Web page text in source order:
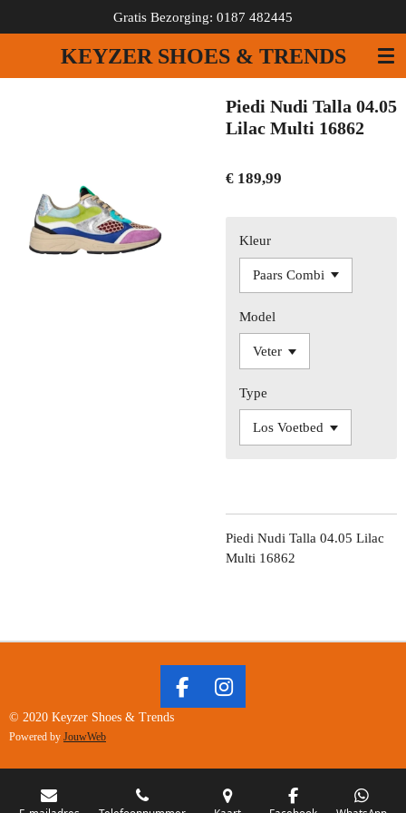
direct
de
KEYZER SHOES & TRENDS
Gratis Bezorging: 0187 482445
Piedi Nudi Talla 04.05
Lilac Multi 16862
€ 189,99
Kleur
Model
Type
Piedi Nudi Talla 04.05 Lilac
Multi 16862
F
B
I
A
G
© 2020 Keyzer Shoes & Trends
Powered by JouwWeb